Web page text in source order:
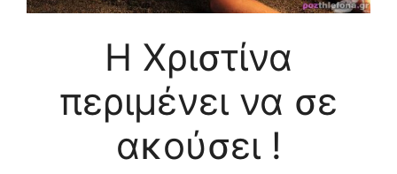
Η Χριστίνα
περιμένει να σε
ακούσει !